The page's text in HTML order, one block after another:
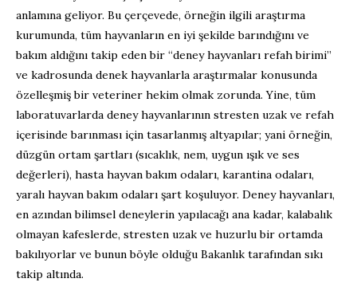
anlamına geliyor. Bu çerçevede, örneğin ilgili araştırma
kurumunda, tüm hayvanların en iyi şekilde barındığını ve
bakım aldığını takip eden bir “deney hayvanları refah birimi”
ve kadrosunda denek hayvanlarla araştırmalar konusunda
özelleşmiş bir veteriner hekim olmak zorunda. Yine, tüm
laboratuvarlarda deney hayvanlarının stresten uzak ve refah
içerisinde barınması için tasarlanmış altyapılar; yani örneğin,
düzgün ortam şartları (sıcaklık, nem, uygun ışık ve ses
değerleri), hasta hayvan bakım odaları, karantina odaları,
yaralı hayvan bakım odaları şart koşuluyor. Deney hayvanları,
en azından bilimsel deneylerin yapılacağı ana kadar, kalabalık
olmayan kafeslerde, stresten uzak ve huzurlu bir ortamda
bakılıyorlar ve bunun böyle olduğu Bakanlık tarafından sıkı
takip altında.